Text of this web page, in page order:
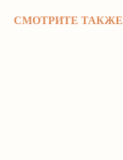
СМОТРИТЕ ТАКЖЕ